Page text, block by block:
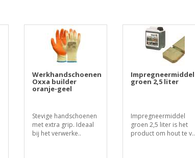
Werkhandschoenen
Oxxa builder
oranje-geel
Stevige handschoenen
met extra grip. Ideaal
bij het verwerke..
Impregneermiddel
groen 2,5 liter
Impregneermiddel
groen 2,5 liter is het
product om hout te v..